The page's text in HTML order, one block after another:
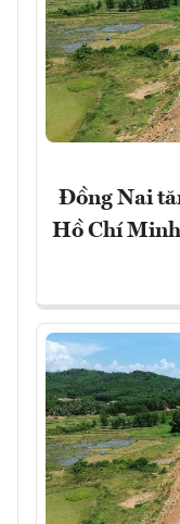
Đồng Nai
Hồ Chí